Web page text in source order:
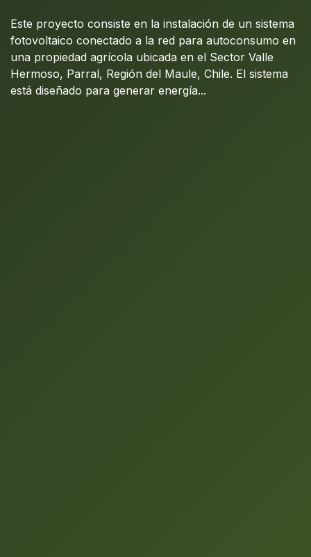
Este proyecto consiste en la instalación de un sistema
fotovoltaico conectado a la red para autoconsumo en
una propiedad agrícola ubicada en el Sector Valle
Hermoso, Parral, Región del Maule, Chile. El sistema
está diseñado para generar energía...